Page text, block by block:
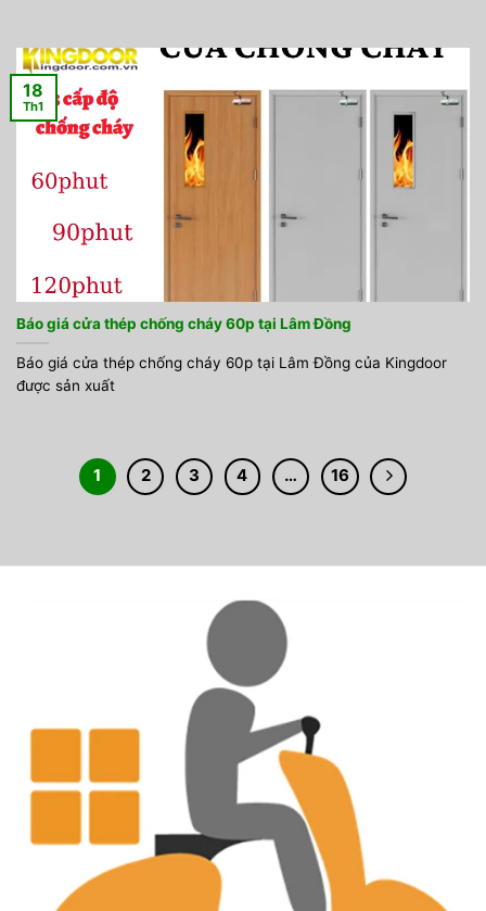
Báo giá cửa thép chống cháy 60p tại Lâm Đồng
Báo giá cửa thép chống cháy 60p tại Lâm Đồng của Kingdoor
được sản xuất
18
Th1
1 2 3 4 … 16